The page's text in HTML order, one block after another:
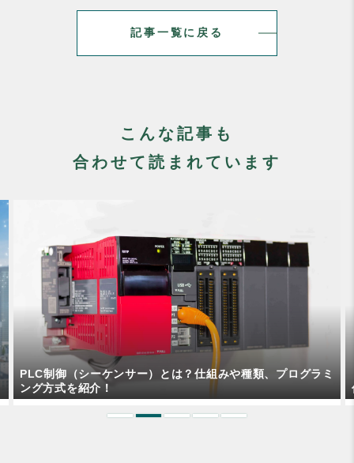
記事一覧に戻る
こんな記事も
合わせて読まれています
「Board Designer」のCR5000シリーズとは？使い方や操
作方法を解説！